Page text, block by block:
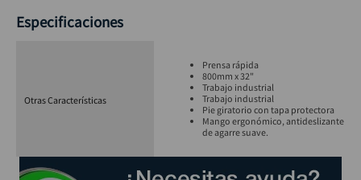
Especificaciones
Otras Características
Prensa rápida
800mm x 32"
Trabajo industrial
Trabajo industrial
Pie giratorio con tapa protectora
Mango ergonómico, antideslizante
de agarre suave.